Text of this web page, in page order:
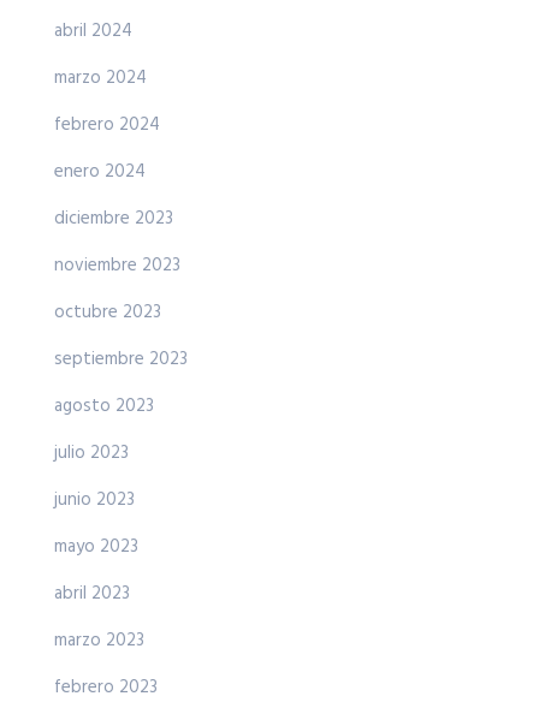
abril 2024
marzo 2024
febrero 2024
enero 2024
diciembre 2023
noviembre 2023
octubre 2023
septiembre 2023
agosto 2023
julio 2023
junio 2023
mayo 2023
abril 2023
marzo 2023
febrero 2023